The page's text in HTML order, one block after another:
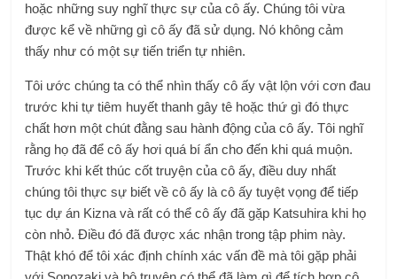
hoặc những suy nghĩ thực sự của cô ấy. Chúng tôi vừa
được kể về những gì cô ấy đã sử dụng. Nó không cảm
thấy như có một sự tiến triển tự nhiên.
Tôi ước chúng ta có thể nhìn thấy cô ấy vật lộn với cơn đau
trước khi tự tiêm huyết thanh gây tê hoặc thứ gì đó thực
chất hơn một chút đằng sau hành động của cô ấy. Tôi nghĩ
rằng họ đã để cô ấy hơi quá bí ẩn cho đến khi quá muộn.
Trước khi kết thúc cốt truyện của cô ấy, điều duy nhất
chúng tôi thực sự biết về cô ấy là cô ấy tuyệt vọng để tiếp
tục dự án Kizna và rất có thể cô ấy đã gặp Katsuhira khi họ
còn nhỏ. Điều đó đã được xác nhận trong tập phim này.
Thật khó để tôi xác định chính xác vấn đề mà tôi gặp phải